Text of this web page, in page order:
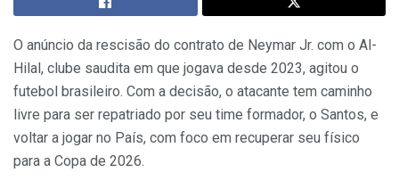
O anúncio da rescisão do contrato de Neymar Jr. com o Al-
Hilal, clube saudita em que jogava desde 2023, agitou o
futebol brasileiro. Com a decisão, o atacante tem caminho
livre para ser repatriado por seu time formador, o Santos, e
voltar a jogar no País, com foco em recuperar seu físico
para a Copa de 2026.